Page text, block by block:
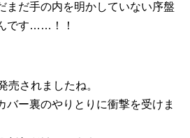
まだ手の内を明かしていない序盤
です……！！
売されましたね。
バー裏のやりとりに衝撃を受けま